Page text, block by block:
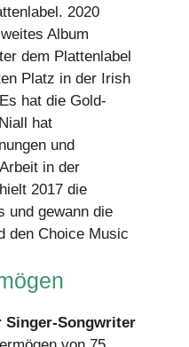
2020
Album
dem Plattenlabel
Platz in der Irish
hat die Gold-
hat
und
in der
2017 die
und gewann die
den Choice Music
Singer-Songwriter